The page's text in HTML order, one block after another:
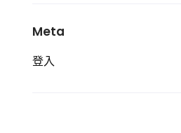
Meta
登入